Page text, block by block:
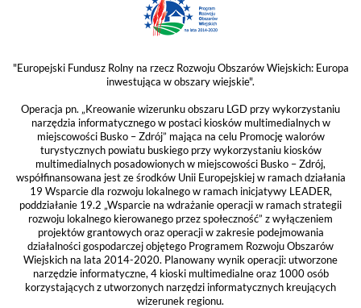
"Europejski Fundusz Rolny na rzecz Rozwoju Obszarów Wiejskich: Europa
inwestująca w obszary wiejskie".
Operacja pn. „Kreowanie wizerunku obszaru LGD przy wykorzystaniu
narzędzia informatycznego w postaci kiosków multimedialnych w
miejscowości Busko – Zdrój” mająca na celu Promocję walorów
turystycznych powiatu buskiego przy wykorzystaniu kiosków
multimedialnych posadowionych w miejscowości Busko – Zdrój,
współfinansowana jest ze środków Unii Europejskiej w ramach działania
19 Wsparcie dla rozwoju lokalnego w ramach inicjatywy LEADER,
poddziałanie 19.2 „Wsparcie na wdrażanie operacji w ramach strategii
rozwoju lokalnego kierowanego przez społeczność” z wyłączeniem
projektów grantowych oraz operacji w zakresie podejmowania
działalności gospodarczej objętego Programem Rozwoju Obszarów
Wiejskich na lata 2014-2020. Planowany wynik operacji: utworzone
narzędzie informatyczne, 4 kioski multimedialne oraz 1000 osób
korzystających z utworzonych narzędzi informatycznych kreujących
wizerunek regionu.